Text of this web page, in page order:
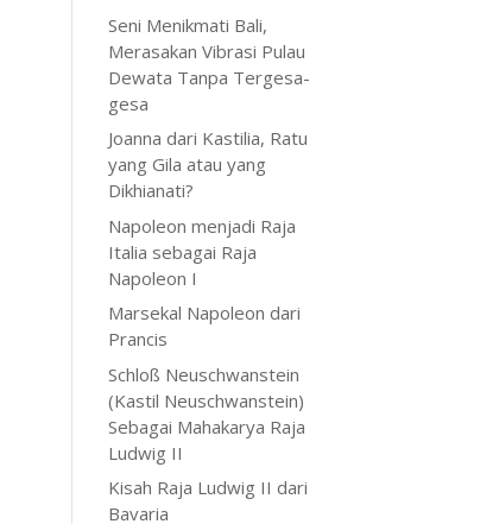
Seni Menikmati Bali,
Merasakan Vibrasi Pulau
Dewata Tanpa Tergesa-
gesa
Joanna dari Kastilia, Ratu
yang Gila atau yang
Dikhianati?
Napoleon menjadi Raja
Italia sebagai Raja
Napoleon I
Marsekal Napoleon dari
Prancis
Schloß Neuschwanstein
(Kastil Neuschwanstein)
Sebagai Mahakarya Raja
Ludwig II
Kisah Raja Ludwig II dari
Bavaria